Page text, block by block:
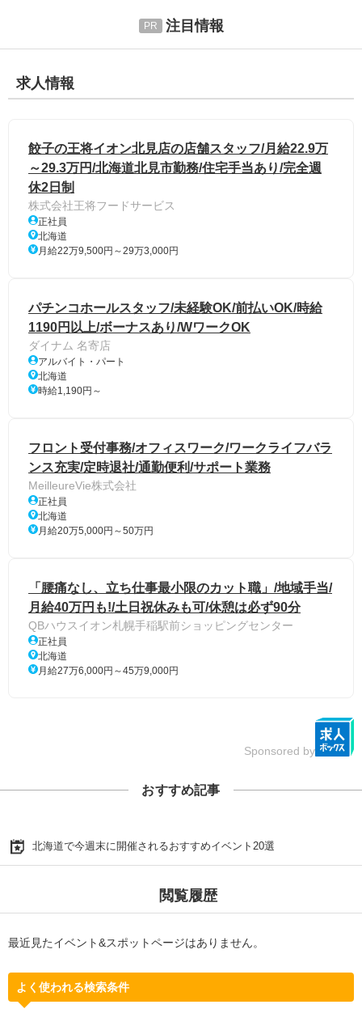
注目情報
求人情報
餃子の王将イオン北見店の店舗スタッフ/月給22.9万
～29.3万円/北海道北見市勤務/住宅手当あり/完全週
休2日制
株式会社王将フードサービス
正社員
北海道
月給22万9,500円～29万3,000円
パチンコホールスタッフ/未経験OK/前払いOK/時給
1190円以上/ボーナスあり/WワークOK
ダイナム 名寄店
アルバイト・パート
北海道
時給1,190円～
フロント受付事務/オフィスワーク/ワークライフバラ
ンス充実/定時退社/通勤便利/サポート業務
MeilleureVie株式会社
正社員
北海道
月給20万5,000円～50万円
「腰痛なし、立ち仕事最小限のカット職」/地域手当/
月給40万円も!/土日祝休みも可/休憩は必ず90分
QBハウスイオン札幌手稲駅前ショッピングセンター
正社員
北海道
月給27万6,000円～45万9,000円
Sponsored by
おすすめ記事
北海道で今週末に開催されるおすすめイベント20選
閲覧履歴
最近見たイベント&スポットページはありません。
よく使われる検索条件